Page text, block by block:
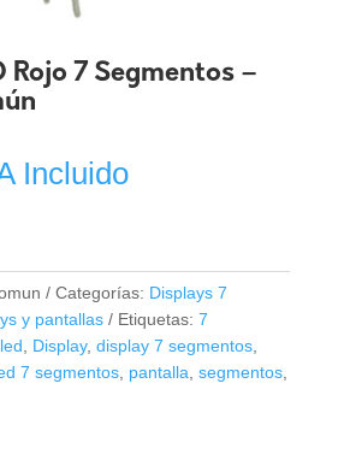
Rojo 7 Segmentos –
Incluido
Categorías: Displays 7
y pantallas Etiquetas: 7
Display, display 7 segmentos,
7 segmentos, pantalla segmentos,